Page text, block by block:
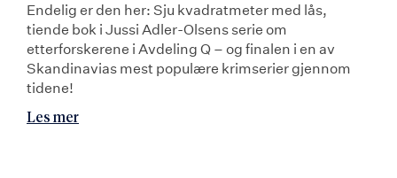
Endelig er den her: Sju kvadratmeter med lås,
tiende bok i Jussi Adler-Olsens serie om
etterforskerene i Avdeling Q – og finalen i en av
Skandinavias mest populære krimserier gjennom
tidene!
Les mer